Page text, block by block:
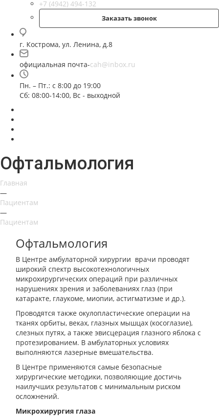
+7 (4942) 494-132
Заказать звонок
г. Кострома, ул. Ленина, д.8
официальная почта-cah@inbox.ru
Пн. – Пт.: с 8:00 до 19:00
Сб: 08:00-14:00, Вс - выходной
Офтальмология
Главная
—
Пациентам
—
Пациентам
Офтальмология
В Центре амбулаторной хирургии врачи проводят
широкий спектр высокотехнологичных
микрохирургических операций при различных
нарушениях зрения и заболеваниях глаз (при
катаракте, глаукоме, миопии, астигматизме и др.).
Проводятся также окулопластические операции на
тканях орбиты, веках, глазных мышцах (косоглазие),
слезных путях, а также эвисцерация глазного яблока с
протезированием. В амбулаторных условиях
выполняются лазерные вмешательства.
В Центре применяются самые безопасные
хирургические методики, позволяющие достичь
наилучших результатов с минимальным риском
осложнений.
Микрохирургия глаза